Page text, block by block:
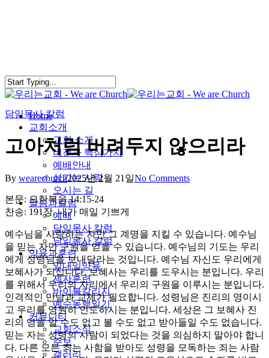
search
Menu Home
교회소개
교회 소개
비전과 핵심가치
예배안내
섬기는 사람
오시는 길
말씀과칼럼
예배
담임목사 칼럼
담임목사 칼럼
양육과훈련
일대일양육
제자훈련
바이블칼리지
예수동행일기
커뮤니티
교회소식
주보
갤러리
담임목사 칼럼
고아처럼 버려두지 않으리라
By wearechurch2025년 2월 21일No Comments
본문: 요한복음 14:15-24
찬송: 191장. 내가 매일 기쁘게
예수님을 사랑하는 자만 그 계명을 지킬 수 있습니다. 예수님
을 믿는 자만 구원을 얻을 수 있습니다. 예수님의 기도는 우리
에게 성령님을 보내달라는 것입니다. 예수님 자신도 우리에게
보혜사가 되십니다. 보혜사는 우리를 도우시는 분입니다. 우리
를 위해서 우리의 자리에서 우리의 구원을 이루시는 분입니다.
인격적인 만남과 교제가 필요합니다. 성령님은 진리의 영이시
고 우리를 영원히 인도하시는 분입니다. 세상은 그 보혜사 진
리의 영을 알 수도 없고 볼 수도 없고 받아들일 수도 없습니다.
믿는 자는 성령의 사람이 되었다는 것을 의심하지 말아야 합니
다. 다른 모든 죄는 사함을 받아도 성령을 모독하는 죄는 사람